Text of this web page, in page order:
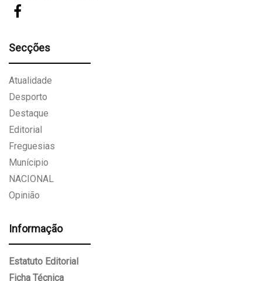
Secções
Atualidade
Desporto
Destaque
Editorial
Freguesias
Munícipio
NACIONAL
Opinião
Informação
Estatuto Editorial
Ficha Técnica